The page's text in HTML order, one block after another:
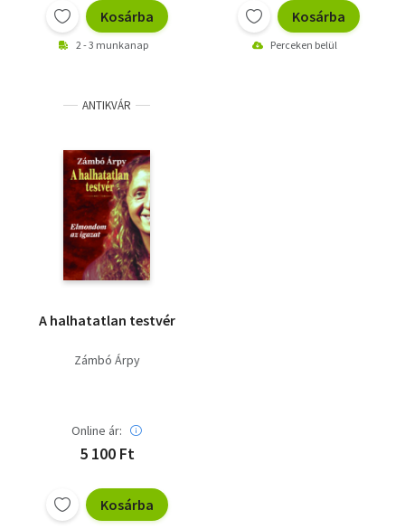
Kosárba
2 - 3 munkanap
Kosárba
Perceken belül
ANTIKVÁR
A halhatatlan testvér
Zámbó Árpy
Online ár:
5 100 Ft
Kosárba